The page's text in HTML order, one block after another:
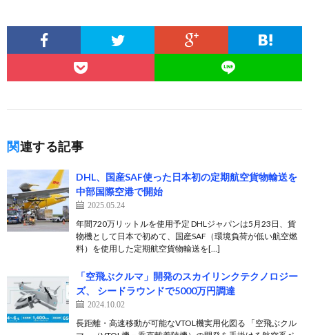
関連する記事
DHL、国産SAF使った日本初の定期航空貨物輸送を
中部国際空港で開始
2025.05.24
年間720万リットルを使用予定 DHLジャパンは5月23日、貨
物機として日本で初めて、国産SAF（環境負荷が低い航空燃
料）を使用した定期航空貨物輸送を[…]
「空飛ぶクルマ」開発のスカイリンクテクノロジー
ズ、 シードラウンドで5000万円調達
2024.10.02
長距離・高速移動が可能なVTOL機実用化図る 「空飛ぶクル